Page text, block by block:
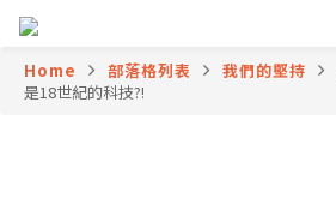
Home 部落格列表 我們的堅持
是18世紀的科技?!